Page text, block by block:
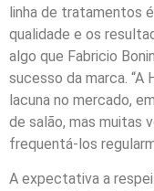
linha de tratamentos
qualidade e os
algo que Fabricio
sucesso da marca. “A
lacuna no mercado,
de salão, mas muitas
frequentá-los
A expectativa a